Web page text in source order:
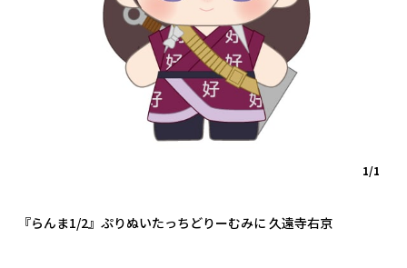
『らんま1/2』ぷりぬいたっちどりーむみに 久遠寺右京
1/1